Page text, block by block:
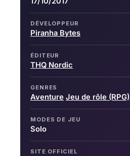
DÉVELOPPEUR
Piranha Bytes
ÉDITEUR
THQ Nordic
GENRES
Aventure Jeu de rôle (RPG)
MODES DE JEU
Solo
SITE OFFICIEL